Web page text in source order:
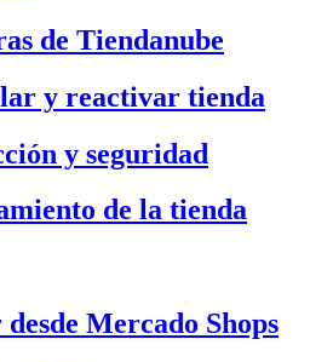
de Tiendanube
y reactivar tienda
y seguridad
de la tienda
Mercado Shops